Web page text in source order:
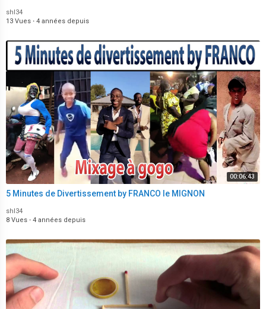
shl34
13 Vues · 4 années depuis
00:06:43
5 Minutes de Divertissement by FRANCO le MIGNON
shl34
8 Vues · 4 années depuis